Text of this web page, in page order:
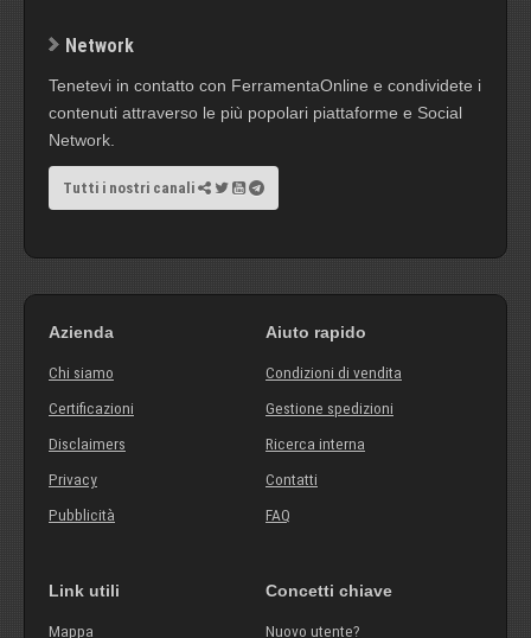
Network
Tenetevi in contatto con FerramentaOnline e condividete i
contenuti attraverso le più popolari piattaforme e Social
Network.
Tutti i nostri canali
Azienda
Chi siamo
Certificazioni
Disclaimers
Privacy
Pubblicità
Aiuto rapido
Condizioni di vendita
Gestione spedizioni
Ricerca interna
Contatti
FAQ
Link utili
Mappa
Concetti chiave
Nuovo utente?